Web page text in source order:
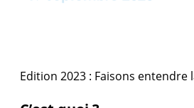
Edition 2023 : Faisons entendre